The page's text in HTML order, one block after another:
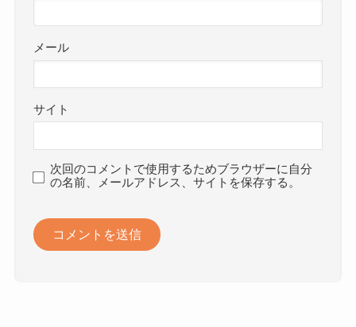
メール
サイト
次回のコメントで使用するためブラウザーに自分
の名前、メールアドレス、サイトを保存する。